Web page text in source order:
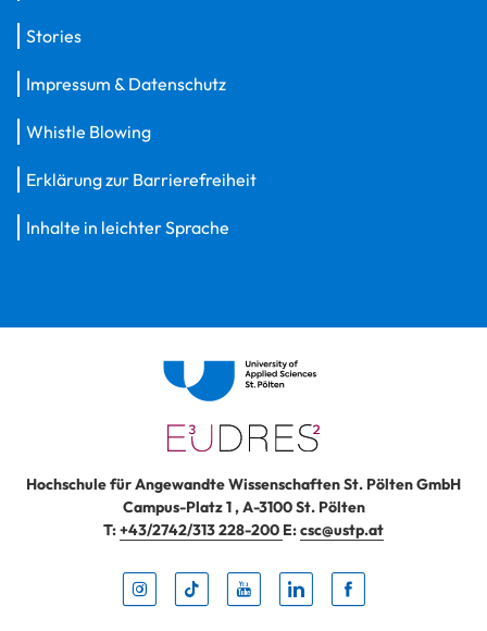
Stories
Impressum & Datenschutz
Whistle Blowing
Erklärung zur Barrierefreiheit
Inhalte in leichter Sprache
Hochschule für Angewandte Wissenschaften St. Pölten GmbH
Campus-Platz 1,A-3100St. Pölten
T:+43/2742/313 228-200 E:csc@ustp.at